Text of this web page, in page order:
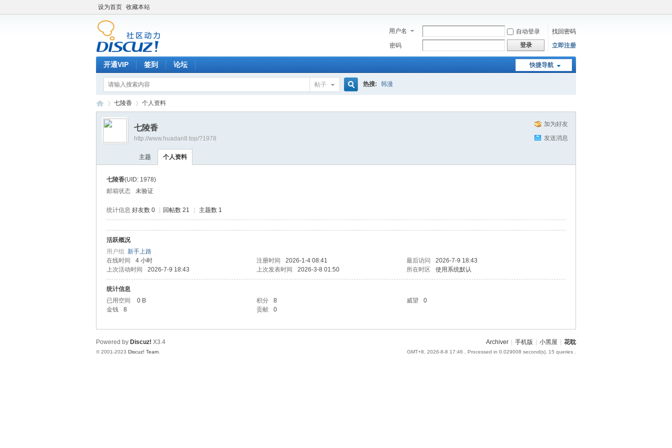
设为首页 收藏本站
用户名 自动登录
找回密码
密码
登录 立即注册
快捷导航
开通VIP 签到 论坛
帖子 热搜: 韩漫
an
›
七陵香 个人资料
加为好友
发送消息
七陵香
http://www.huadan8.top/?1978
主题 个人资料
七陵香(UID: 1978)
邮箱状态
未验证
统计信息 好友数 0 回帖数 21 主题数 1
活跃概况
用户组 新手上路
在线时间
4 小时 注册时间 2026-1-4 08:41 最后访问
2026-7-9 18:43
上次活动时间
2026-7-9 18:43 上次发表时间 2026-3-8 01:50 所在时区 使用系统默认
统计信息
已用空间
0 B 积分 8 威望
0
金钱
8 贡献 0
Archiver 手机版 小黑屋 花耽
GMT+8, 2026-8-8 17:46 , Processed in 0.029008 second(s), 15 queries .
Powered by Discuz! X3.4
© 2001-2023 Discuz! Team